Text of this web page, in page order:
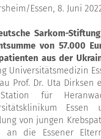
Essen, 8. Juni
Sarkom-
von 57.000
aus der
Universitätsmedizin
Prof. Dr. Uta
für
von jungen
an die Essener